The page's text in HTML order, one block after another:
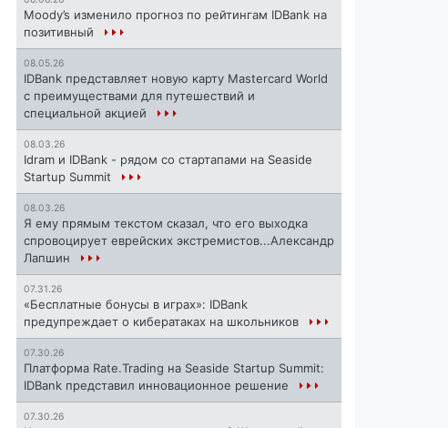
Moody’s изменило прогноз по рейтингам IDBank на
позитивный
08.05.26
IDBank представляет новую карту Mastercard World
с преимуществами для путешествий и
специальной акцией
08.03.26
Idram и IDBank - рядом со стартапами на Seaside
Startup Summit
08.03.26
Я ему прямым текстом сказал, что его выходка
спровоцирует еврейских экстремистов...Александр
Лапшин
07.31.26
«Бесплатные бонусы в играх»: IDBank
предупреждает о кибератаках на школьников
07.30.26
Платформа Rate.Trading на Seaside Startup Summit:
IDBank представил инновационное решение
07.30.26